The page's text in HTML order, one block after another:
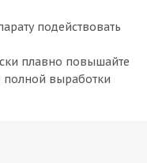
подействовать
плавно повышайте
выработки